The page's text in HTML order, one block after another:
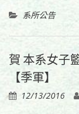
系所公告
賀 本系女子
【季軍】
12/13/2016